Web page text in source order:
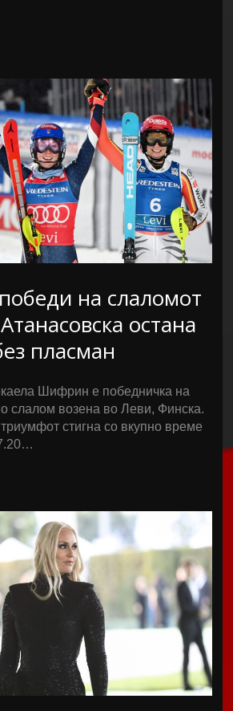
на слаломот
остана
пласман
Шифрин е победничка на
слалом возена во Леви, Финска.
стигна со вкупно време